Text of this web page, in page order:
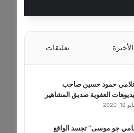
الأخيرة تعليقات
حمود حسين صاحب
العفوية صديق المشاهير
19, 2020
جو موسى” تجسد الواقع